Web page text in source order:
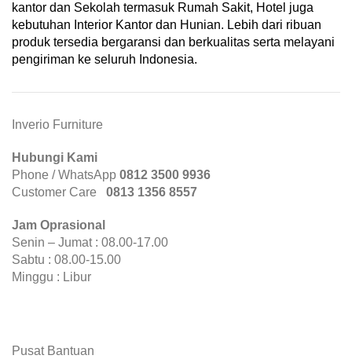
kantor dan Sekolah termasuk Rumah Sakit, Hotel juga
kebutuhan Interior Kantor dan Hunian. Lebih dari ribuan
produk tersedia bergaransi dan berkualitas serta melayani
pengiriman ke seluruh Indonesia.
Inverio Furniture
Hubungi Kami
Phone / WhatsApp 0812 3500 9936
Customer Care 0813 1356 8557
Jam Oprasional
Senin – Jumat : 08.00-17.00
Sabtu : 08.00-15.00
Minggu : Libur
Pusat Bantuan